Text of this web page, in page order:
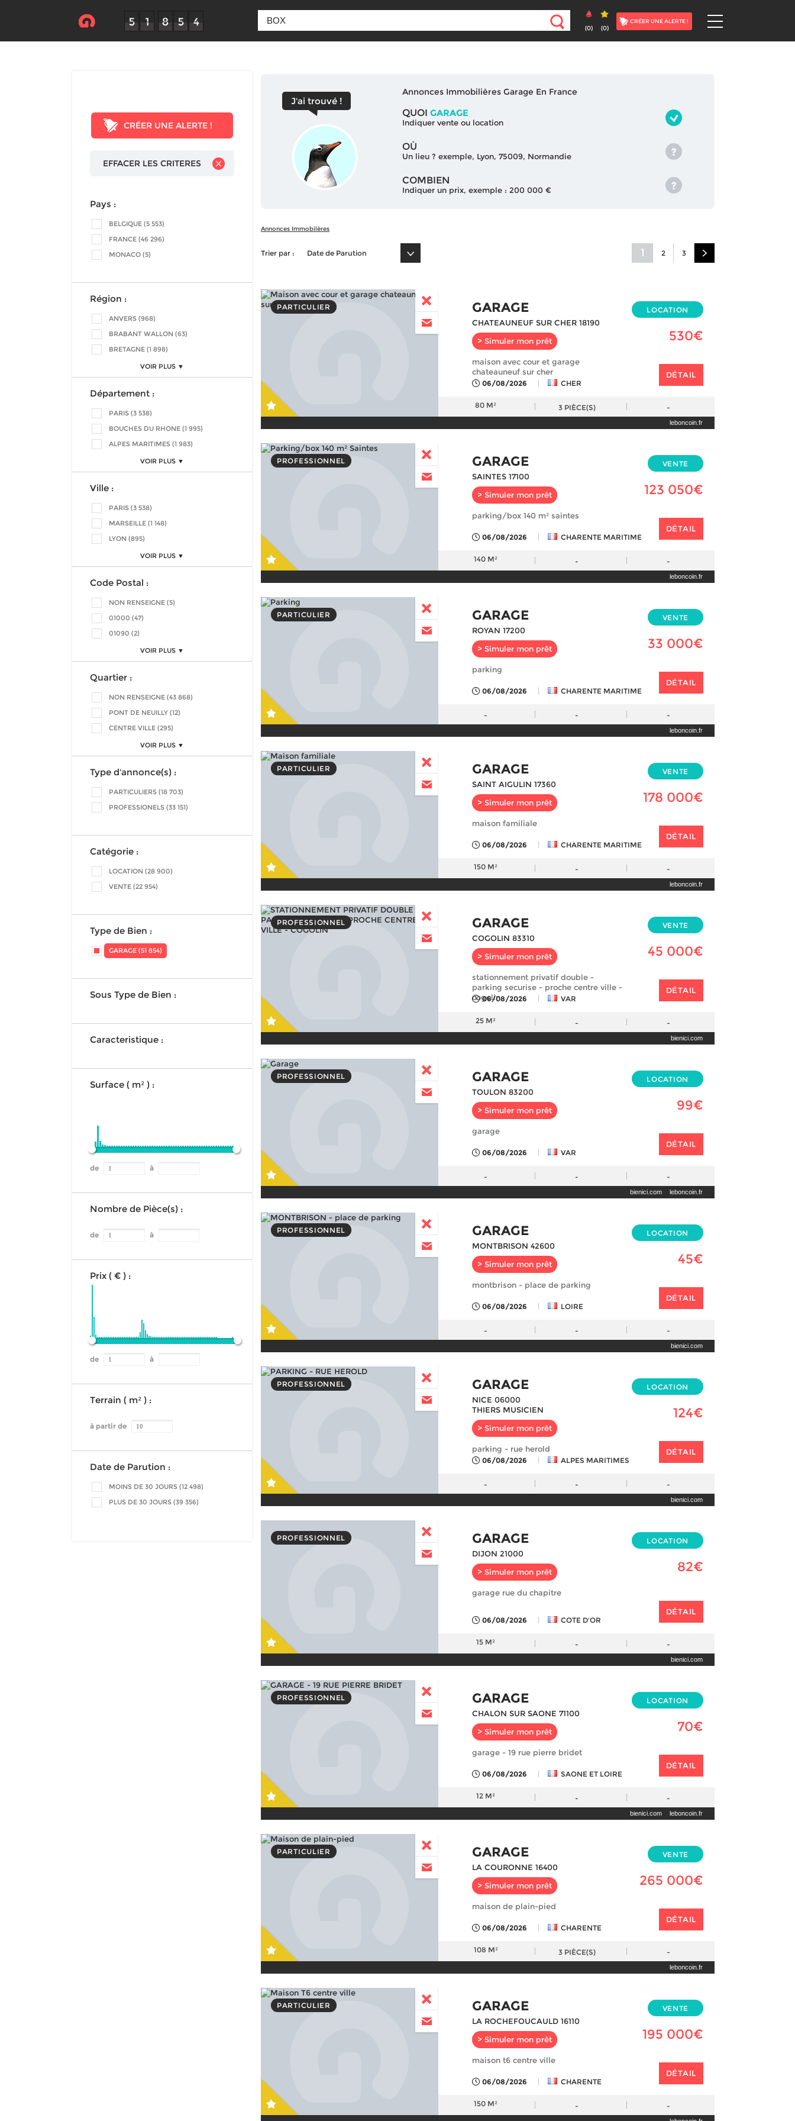
(0) (0)
CRÉER UNE ALERTE !
J'ai trouvé !
Annonces Immobilières Garage En France
QUOI GARAGE
Indiquer vente ou location
OÙ
Un lieu ? exemple, Lyon, 75009, Normandie
COMBIEN
Indiquer un prix, exemple : 200 000 €
CRÉER UNE ALERTE !
EFFACER LES CRITERES
Pays :
BELGIQUE (5 553)
FRANCE (46 296)
MONACO (5)
Région :
ANVERS (968)
BRABANT WALLON (63)
BRETAGNE (1 898)
VOIR PLUS ▼
Département :
PARIS (3 538)
BOUCHES DU RHONE (1 995)
ALPES MARITIMES (1 983)
VOIR PLUS ▼
Ville :
PARIS (3 538)
MARSEILLE (1 148)
LYON (895)
VOIR PLUS ▼
Code Postal :
NON RENSEIGNE (5)
01000 (47)
01090 (2)
VOIR PLUS ▼
Quartier :
NON RENSEIGNE (43 868)
PONT DE NEUILLY (12)
CENTRE VILLE (295)
VOIR PLUS ▼
Type d'annonce(s) :
PARTICULIERS (18 703)
PROFESSIONELS (33 151)
Catégorie :
LOCATION (28 900)
VENTE (22 954)
Type de Bien :
GARAGE (51 854)
Sous Type de Bien :
Caracteristique :
Surface ( m² ) :
de à
Nombre de Pièce(s) :
de à
Prix ( € ) :
de à
Terrain ( m² ) :
à partir de
Date de Parution :
MOINS DE 30 JOURS (12 498)
PLUS DE 30 JOURS (39 356)
Annonces Immobilères
1 2 3
Trier par : Date de Parution
PARTICULIER GARAGE
CHATEAUNEUF SUR CHER 18190
> Simuler mon prêt
LOCATION
530€
maison avec cour et garage
chateauneuf sur cher
06/08/2026 | CHER
DÉTAIL
80 M² 3 PIÈCE(S) -
leboncoin.fr
PROFESSIONNEL GARAGE
SAINTES 17100
> Simuler mon prêt
VENTE
123 050€
parking/box 140 m² saintes
06/08/2026 | CHARENTE MARITIME
DÉTAIL
140 M² - -
leboncoin.fr
PARTICULIER GARAGE
ROYAN 17200
> Simuler mon prêt
VENTE
33 000€
parking
06/08/2026 | CHARENTE MARITIME
DÉTAIL
- - -
leboncoin.fr
PARTICULIER GARAGE
SAINT AIGULIN 17360
> Simuler mon prêt
VENTE
178 000€
maison familiale
06/08/2026 | CHARENTE MARITIME
DÉTAIL
150 M² - -
leboncoin.fr
PROFESSIONNEL GARAGE
COGOLIN 83310
> Simuler mon prêt
VENTE
45 000€
stationnement privatif double -
parking securise - proche centre ville -
cogolin
06/08/2026 | VAR
DÉTAIL
25 M² - -
bienici.com
PROFESSIONNEL GARAGE
TOULON 83200
> Simuler mon prêt
LOCATION
99€
garage
06/08/2026 | VAR
DÉTAIL
- - -
bienici.com leboncoin.fr
PROFESSIONNEL GARAGE
MONTBRISON 42600
> Simuler mon prêt
LOCATION
45€
montbrison - place de parking
06/08/2026 | LOIRE
DÉTAIL
- - -
bienici.com
PROFESSIONNEL GARAGE
NICE 06000
THIERS MUSICIEN
> Simuler mon prêt
LOCATION
124€
parking - rue herold
06/08/2026 | ALPES MARITIMES
DÉTAIL
- - -
bienici.com
PROFESSIONNEL GARAGE
DIJON 21000
> Simuler mon prêt
LOCATION
82€
garage rue du chapitre
06/08/2026 | COTE D'OR
DÉTAIL
15 M² - -
bienici.com
PROFESSIONNEL GARAGE
CHALON SUR SAONE 71100
> Simuler mon prêt
LOCATION
70€
garage - 19 rue pierre bridet
06/08/2026 | SAONE ET LOIRE
DÉTAIL
12 M² - -
bienici.com leboncoin.fr
PARTICULIER GARAGE
LA COURONNE 16400
> Simuler mon prêt
VENTE
265 000€
maison de plain-pied
06/08/2026 | CHARENTE
DÉTAIL
108 M² 3 PIÈCE(S) -
leboncoin.fr
PARTICULIER GARAGE
LA ROCHEFOUCAULD 16110
> Simuler mon prêt
VENTE
195 000€
maison t6 centre ville
06/08/2026 | CHARENTE
DÉTAIL
150 M² - -